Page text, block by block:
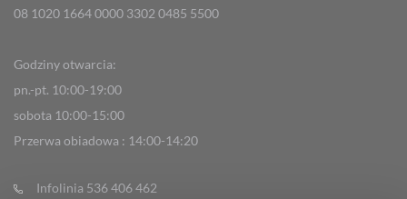
08 1020 1664 0000 3302 0485 5500
Godziny otwarcia:
pn.-pt. 10:00-19:00
sobota 10:00-15:00
Przerwa obiadowa : 14:00-14:20
Infolinia 536 406 462